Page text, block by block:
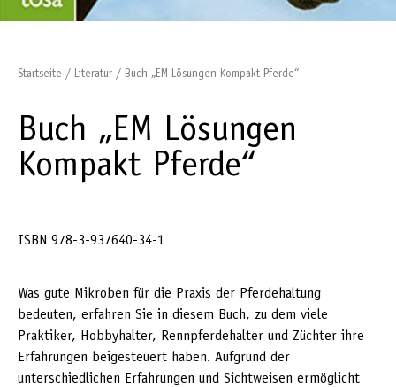
Startseite / Literatur / Buch „EM Lösungen Kompakt Pferde“
Buch „EM Lösungen
Kompakt Pferde“
ISBN 978-3-937640-34-1
Was gute Mikroben für die Praxis der Pferdehaltung
bedeuten, erfahren Sie in diesem Buch, zu dem viele
Praktiker, Hobbyhalter, Rennpferdehalter und Züchter ihre
Erfahrungen beigesteuert haben. Aufgrund der
unterschiedlichen Erfahrungen und Sichtweisen ermöglicht